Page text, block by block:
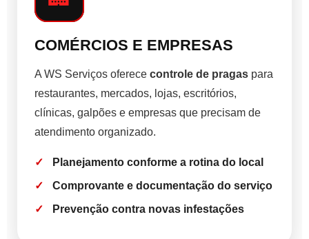
COMÉRCIOS E EMPRESAS
A WS Serviços oferece controle de pragas para
restaurantes, mercados, lojas, escritórios,
clínicas, galpões e empresas que precisam de
atendimento organizado.
Planejamento conforme a rotina do local
Comprovante e documentação do serviço
Prevenção contra novas infestações